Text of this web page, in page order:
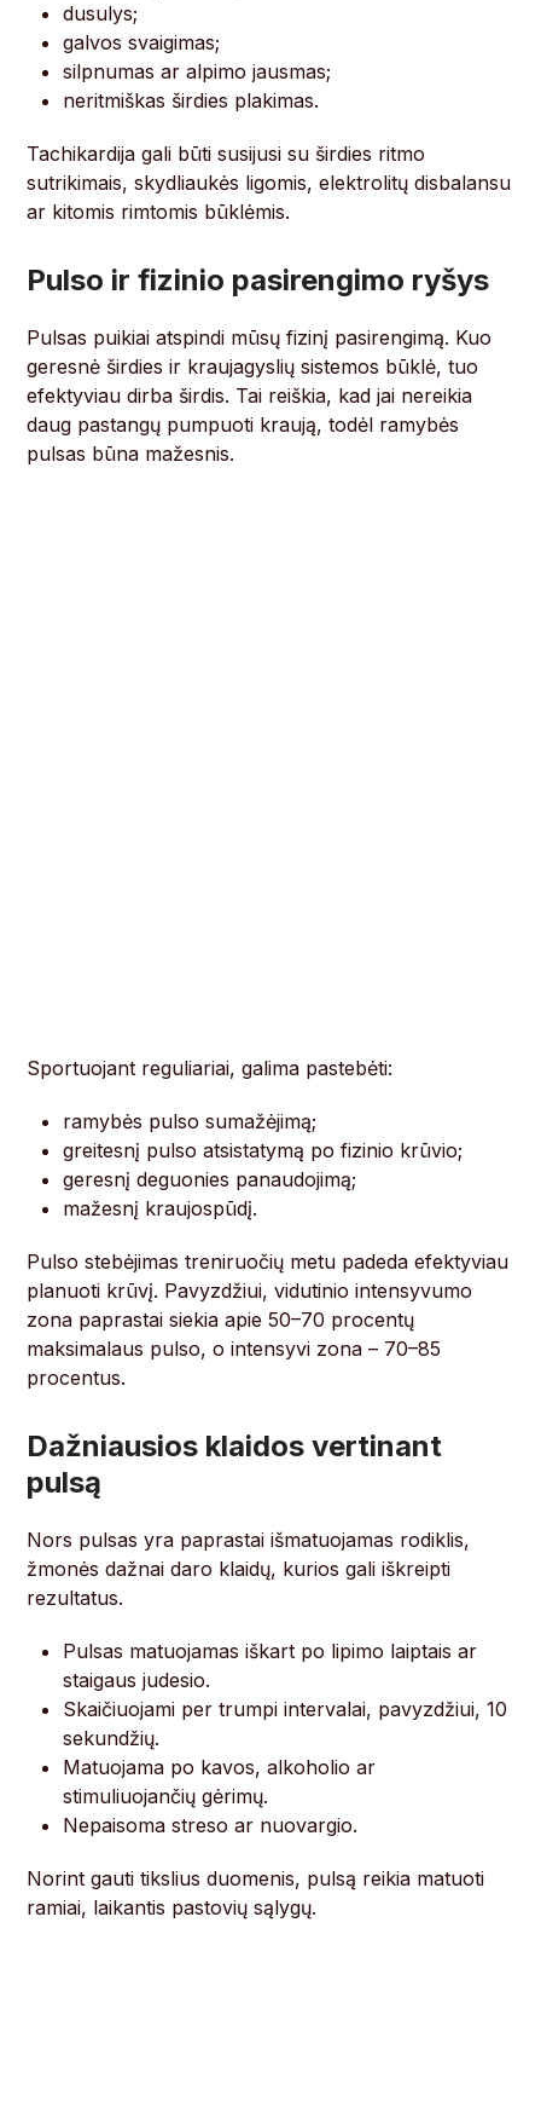
dusulys;
galvos svaigimas;
silpnumas ar alpimo jausmas;
neritmiškas širdies plakimas.
Tachikardija gali būti susijusi su širdies ritmo
sutrikimais, skydliaukės ligomis, elektrolitų disbalansu
ar kitomis rimtomis būklėmis.
Pulso ir fizinio pasirengimo ryšys
Pulsas puikiai atspindi mūsų fizinį pasirengimą. Kuo
geresnė širdies ir kraujagyslių sistemos būklė, tuo
efektyviau dirba širdis. Tai reiškia, kad jai nereikia
daug pastangų pumpuoti kraują, todėl ramybės
pulsas būna mažesnis.
Sportuojant reguliariai, galima pastebėti:
ramybės pulso sumažėjimą;
greitesnį pulso atsistatymą po fizinio krūvio;
geresnį deguonies panaudojimą;
mažesnį kraujospūdį.
Pulso stebėjimas treniruočių metu padeda efektyviau
planuoti krūvį. Pavyzdžiui, vidutinio intensyvumo
zona paprastai siekia apie 50–70 procentų
maksimalaus pulso, o intensyvi zona – 70–85
procentus.
Dažniausios klaidos vertinant
pulsą
Nors pulsas yra paprastai išmatuojamas rodiklis,
žmonės dažnai daro klaidų, kurios gali iškreipti
rezultatus.
Pulsas matuojamas iškart po lipimo laiptais ar
staigaus judesio.
Skaičiuojami per trumpi intervalai, pavyzdžiui, 10
sekundžių.
Matuojama po kavos, alkoholio ar
stimuliuojančių gėrimų.
Nepaisoma streso ar nuovargio.
Norint gauti tikslius duomenis, pulsą reikia matuoti
ramiai, laikantis pastovių sąlygų.